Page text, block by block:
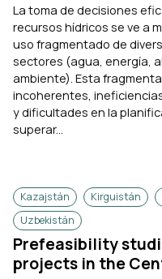
La toma de decisiones
recursos hídricos se ve a
uso fragmentado de
sectores (agua, energía,
ambiente). Esta
incoherentes,
y dificultades en la
superar...
Kazajstán Kirguistán
Uzbekistán
Prefeasibility
projects in the